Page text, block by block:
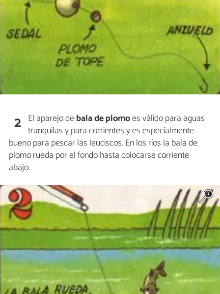
2 El aparejo debala de plomoes válido para aguas
tranquilas y para corrientes y es especialmente
bueno para pescar las leuciscos. En los ríos la bala de
plomo rueda por el fondo hasta colocarse corriente
abajo.